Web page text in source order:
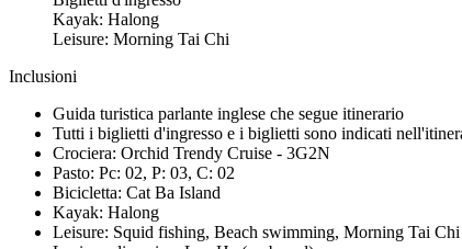
Kayak: Halong
Leisure: Morning Tai Chi
Inclusioni
Guida turistica parlante inglese che segue itinerario
Tutti i biglietti d'ingresso e i biglietti sono indicati
Crociera: Orchid Trendy Cruise - 3G2N
Pasto: Pc: 02, P: 03, C: 02
Bicicletta: Cat Ba Island
Kayak: Halong
Leisure: Squid fishing, Beach swimming, Morning Tai Chi